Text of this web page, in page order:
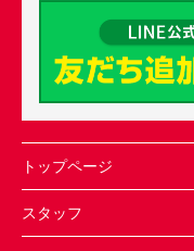
トップページ
スタッフ